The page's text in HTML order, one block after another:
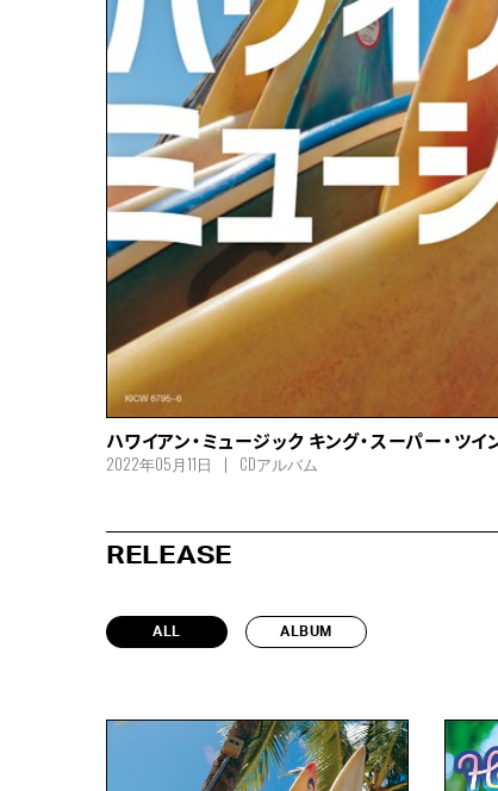
ハワイアン・ミュージック キング・スーパー・ツ
2022年05月11日 CDアルバム
RELEASE
ALL ALBUM